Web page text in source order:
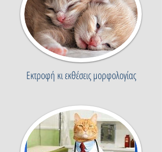
Εκτροφή κι εκθέσεις μορφολογίας